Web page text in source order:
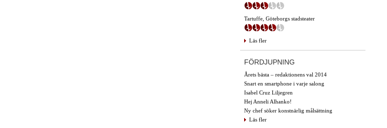
Tartuffe, Göteborgs stadsteater
Läs fler
FÖRDJUPNING
Årets bästa – redaktionens val 2014
Snart en smartphone i varje salong
Isabel Cruz Liljegren
Hej Anneli Alhanko!
Ny chef söker konstnärlig målsättning
Läs fler